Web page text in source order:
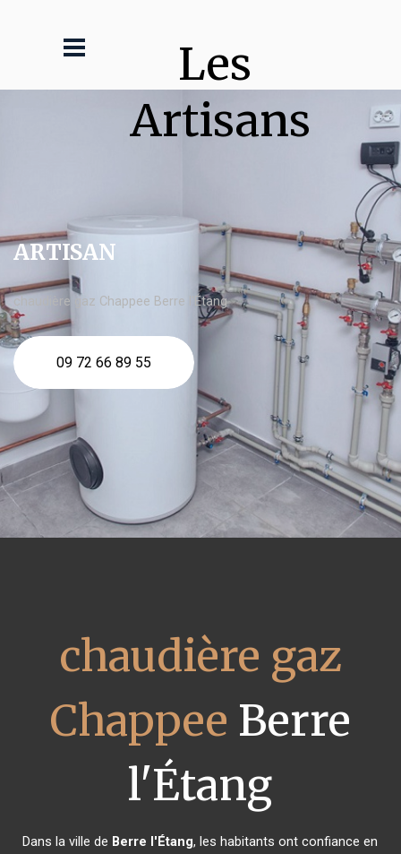
Les
Artisans
ARTISAN
chaudière gaz Chappee Berre l'Étang
09 72 66 89 55
chaudière gaz
Chappee Berre
l'Étang
Dans la ville de Berre l'Étang, les habitants ont confiance en